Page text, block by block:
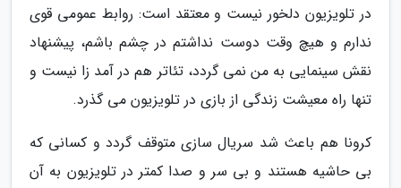
در تلویزیون دلخور نیست و معتقد است: روابط عمومی قوی
ندارم و هیچ وقت دوست نداشتم در چشم باشم، پیشنهاد
نقش سینمایی به من نمی گردد، تئاتر هم در آمد زا نیست و
تنها راه معیشت زندگی از بازی در تلویزیون می گذرد.
کرونا هم باعث شد سریال سازی متوقف گردد و کسانی که
بی حاشیه هستند و بی سر و صدا کمتر در تلویزیون به آن